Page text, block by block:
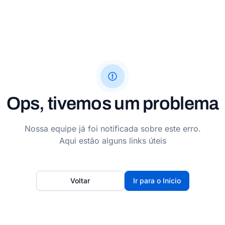
Ops, tivemos um problema
Nossa equipe já foi notificada sobre este erro.
Aqui estão alguns links úteis
Ir para o Início
Voltar